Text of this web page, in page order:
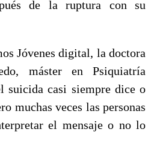
de la ruptura con su
Jóvenes digital, la doctora
máster en Psiquiatría
suicida casi siempre dice o
muchas veces las personas
el mensaje o no lo